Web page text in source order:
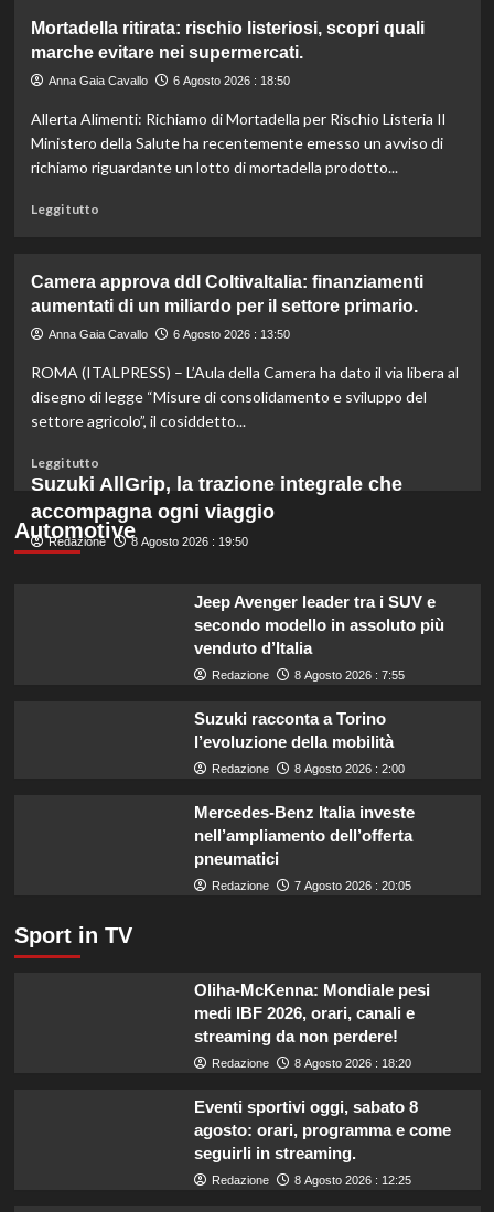
Il
cavallo:
una
indispensabile
per
l’agricoltura
Mortadella ritirata: rischio listeriosi, scopri quali
marche evitare nei supermercati.
Anna Gaia Cavallo 6 Agosto 2026 : 18:50
Allerta Alimenti: Richiamo di Mortadella per Rischio Listeria Il
Ministero della Salute ha recentemente emesso un avviso di
richiamo riguardante un lotto di mortadella prodotto...
Leggi tuttoLeggi
Mortadella
ritirata:
rischio
scopri
quali
marche
supermercati.
Camera approva ddl ColtivaItalia: finanziamenti
aumentati di un miliardo per il settore primario.
Anna Gaia Cavallo 6 Agosto 2026 : 13:50
ROMA (ITALPRESS) – L’Aula della Camera ha dato il via libera al
disegno di legge “Misure di consolidamento e sviluppo del
settore agricolo”, il cosiddetto...
Leggi tuttoLeggi
di
su
Camera
Automotive
Suzuki AllGrip, la trazione integrale che
accompagna ogni viaggio
Redazione 8 Agosto 2026 : 19:50
Jeep Avenger leader tra i SUV e
secondo modello in assoluto più
venduto d’Italia
Redazione 8 Agosto 2026 : 7:55
Suzuki racconta a Torino
l’evoluzione della mobilità
Redazione 8 Agosto 2026 : 2:00
Mercedes-Benz Italia investe
nell’ampliamento dell’offerta
pneumatici
Redazione 7 Agosto 2026 : 20:05
Sport in TV
Oliha-McKenna: Mondiale pesi
medi IBF 2026, orari, canali e
streaming da non perdere!
Redazione 8 Agosto 2026 : 18:20
Eventi sportivi oggi, sabato 8
agosto: orari, programma e come
seguirli in streaming.
Redazione 8 Agosto 2026 : 12:25